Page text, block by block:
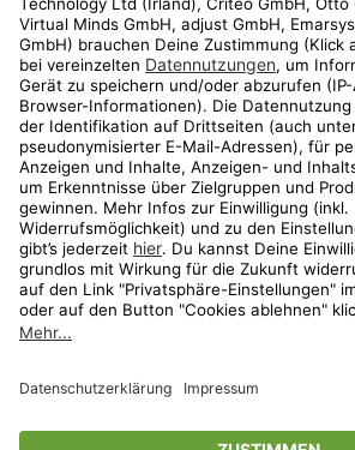
Shop
Aktionen
Travel